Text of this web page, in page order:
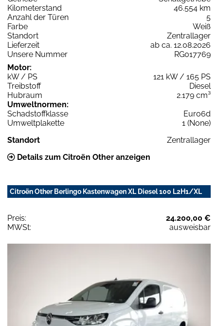
Kilometerstand
46.554 km
Anzahl der Türen
5
Farbe
Weiß
Standort
Zentrallager
Lieferzeit
ab ca. 12.08.2026
Unsere Nummer
RG017769
Motor:
kW / PS
121 kW / 165 PS
Treibstoff
Diesel
Hubraum
2.179 cm³
Umweltnormen:
Schadstoffklasse
Euro6d
Umweltplakette
1 (None)
Standort
Zentrallager
Details zum Citroën Other anzeigen
Citroën Other Berlingo Kastenwagen XL Diesel 100 L2H1/XL
Preis:
24.200,00 €
MWSt:
ausweisbar